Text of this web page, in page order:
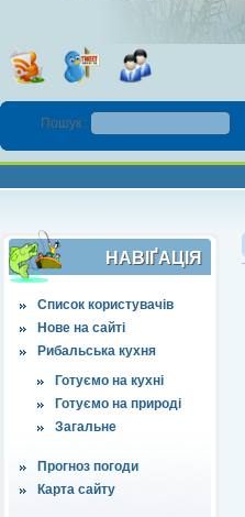
Пошук :
НАВІҐАЦІЯ
Список користувачів
Нове на сайті
Рибальська кухня
Готуємо на кухні
Готуємо на природі
Загальне
Прогноз погоди
Карта сайту